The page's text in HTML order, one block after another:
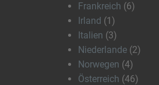
Frankreich (6)
Irland (1)
Italien (3)
Niederlande (2)
Norwegen (4)
Österreich (46)